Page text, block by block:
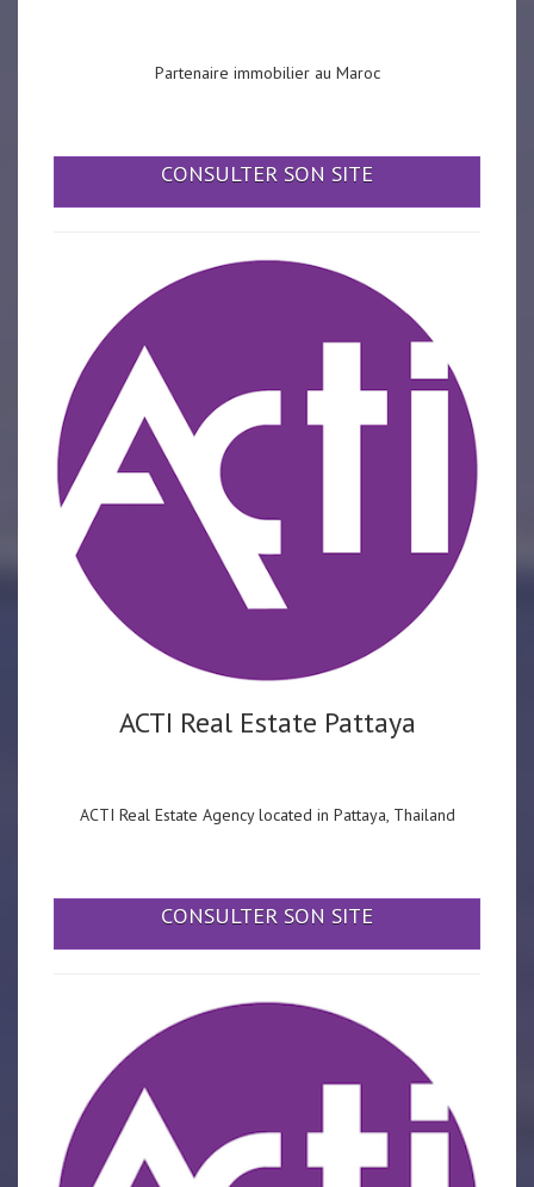
Partenaire immobilier au Maroc
CONSULTER SON SITE
ACTI Real Estate Pattaya
ACTI Real Estate Agency located in Pattaya, Thailand
CONSULTER SON SITE